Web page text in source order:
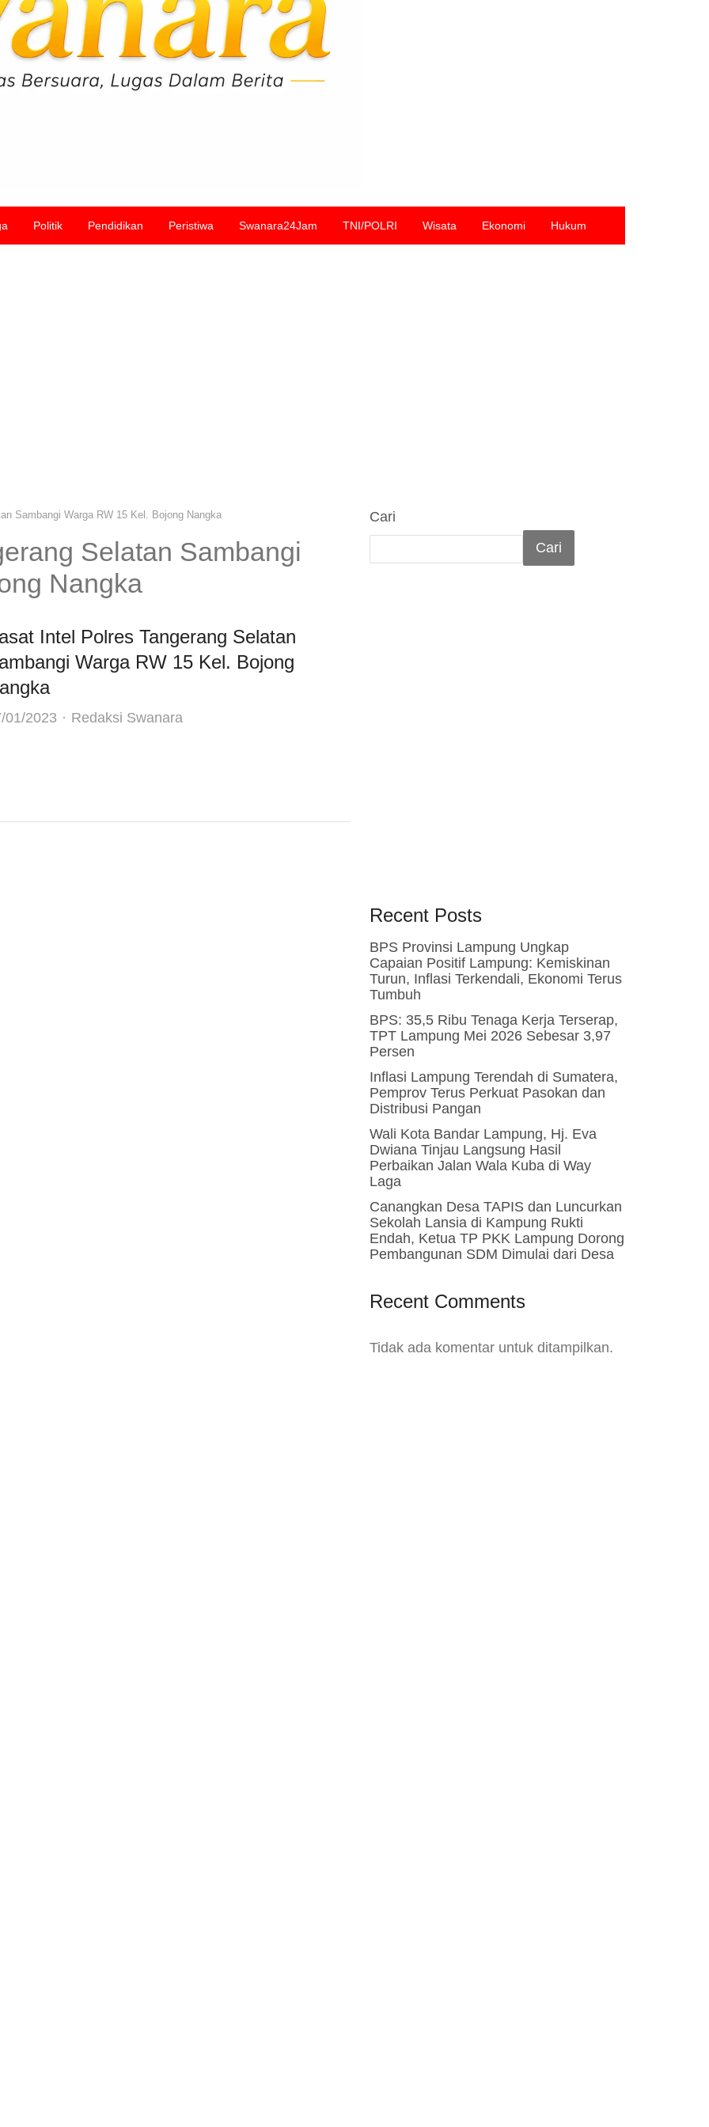
Politik Pendidikan Peristiwa Swanara24Jam TNI/POLRI Wisata Ekonomi Hukum
Sambangi Warga RW 15 Kel. Bojong Nangka
Selatan Sambangi
Nangka
Intel Polres Tangerang Selatan
Warga RW 15 Kel. Bojong
01/2023 Author
Redaksi Swanara
Cari
Cari
Recent Posts
BPS Provinsi Lampung Ungkap
Capaian Positif Lampung: Kemiskinan
Turun, Inflasi Terkendali, Ekonomi Terus
Tumbuh
BPS: 35,5 Ribu Tenaga Kerja Terserap,
TPT Lampung Mei 2026 Sebesar 3,97
Persen
Inflasi Lampung Terendah di Sumatera,
Pemprov Terus Perkuat Pasokan dan
Distribusi Pangan
Wali Kota Bandar Lampung, Hj. Eva
Dwiana Tinjau Langsung Hasil
Perbaikan Jalan Wala Kuba di Way
Laga
Canangkan Desa TAPIS dan Luncurkan
Sekolah Lansia di Kampung Rukti
Endah, Ketua TP PKK Lampung Dorong
Pembangunan SDM Dimulai dari Desa
Recent Comments
Tidak ada komentar untuk ditampilkan.